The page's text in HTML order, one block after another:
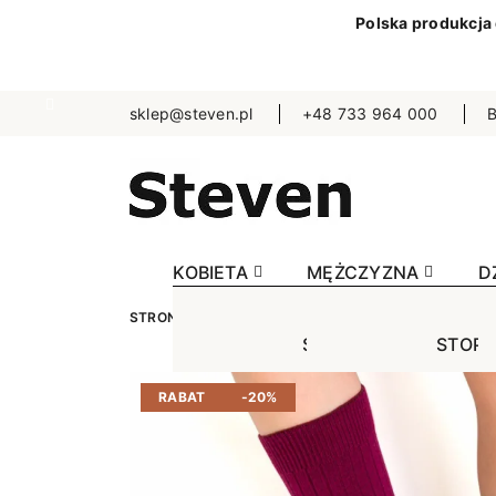
Polska produkcja
sklep@steven.pl +48 733 964 000
KOBIETA
STOPKI
Jednokolorowe
Niewidoczne
Wzorowane
Bezuciskowe
MĘŻCZYZNA
STOPKI
STRONA GŁÓWNA
RABAT -20%